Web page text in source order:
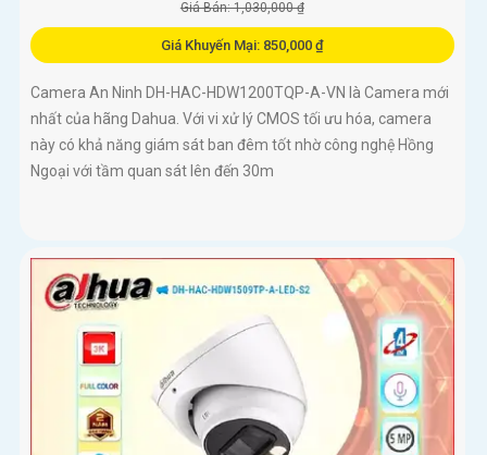
Giá Bán: 1,030,000 ₫
Giá Khuyến Mại: 850,000 ₫
Camera An Ninh DH-HAC-HDW1200TQP-A-VN là Camera mới
nhất của hãng Dahua. Với vi xử lý CMOS tối ưu hóa, camera
này có khả năng giám sát ban đêm tốt nhờ công nghệ Hồng
Ngoại với tầm quan sát lên đến 30m